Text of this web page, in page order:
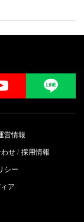
YouTube
営情報
せ 採用情報
シー
ア